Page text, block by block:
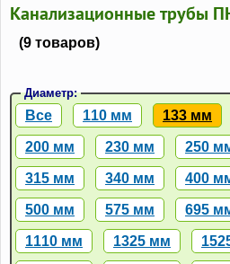
Канализационные трубы
(9 товаров)
Диаметр:
Все 110 мм 133 мм
200 мм 230 мм 250
315 мм 340 мм 400
500 мм 575 мм 695
1110 мм 1325 мм